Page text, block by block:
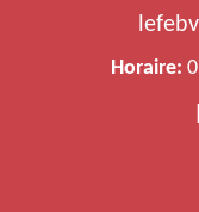
Horaire: